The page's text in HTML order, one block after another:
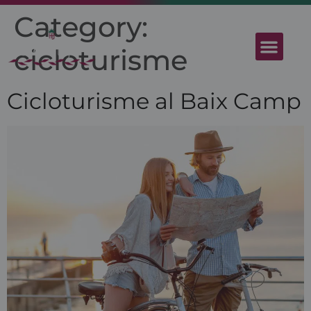
Category:
cicloturisme
Cicloturisme al Baix Camp